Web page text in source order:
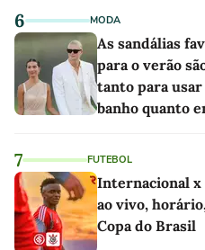
6 MODA
As sandálias
para o verão
tanto para
banho quanto
7 FUTEBOL
Internacional
ao vivo,
Copa do Brasil